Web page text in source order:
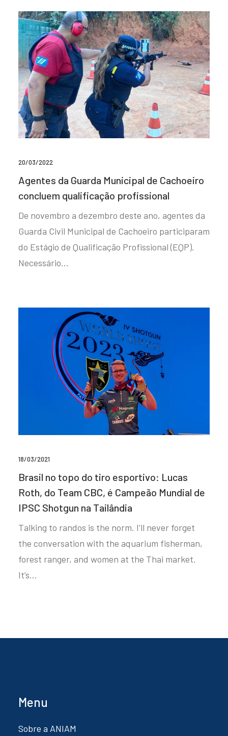
20/03/2022
Agentes da Guarda Municipal de Cachoeiro
concluem qualificação profissional
De novembro a dezembro deste ano, agentes da
Guarda Civil Municipal de Cachoeiro participaram
do Estágio de Qualificação Profissional (EQP).
Necessário…
18/03/2021
Brasil no topo do tiro esportivo: Lucas
Roth, do Team CBC, é Campeão Mundial de
IPSC Shotgun na Tailândia
Talking to randos is the norm. I’ll never forget
the conversation with the aquarium fisherman,
forest ranger, and women at the Thai market.
It’s…
Menu
Sobre a ANIAM